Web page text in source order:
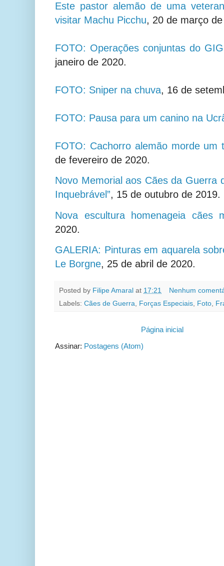
Este pastor alemão de uma
visitar Machu Picchu, 20 de março
FOTO: Operações conjuntas do
janeiro de 2020.
FOTO: Sniper na chuva, 16 de
FOTO: Pausa para um canino na
FOTO: Cachorro alemão morde um
de fevereiro de 2020.
Novo Memorial aos Cães da Guerra
Inquebrável”, 15 de outubro de 2019.
Nova escultura homenageia cães
2020.
GALERIA: Pinturas em aquarela
Le Borgne, 25 de abril de 2020.
Posted by Filipe Amaral at 17:21
Nenhum
Labels: Cães de Guerra, Forças Especiais, Foto,
Página inicial
Assinar: Postagens (Atom)